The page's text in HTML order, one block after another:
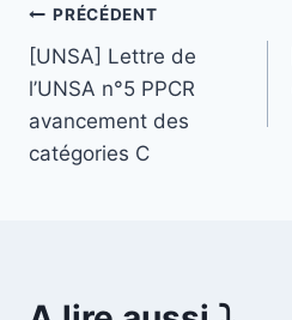
Navigation
de
l’article
PRÉCÉDENT
[UNSA] Lettre de
l’UNSA n°5 PPCR
avancement des
catégories C